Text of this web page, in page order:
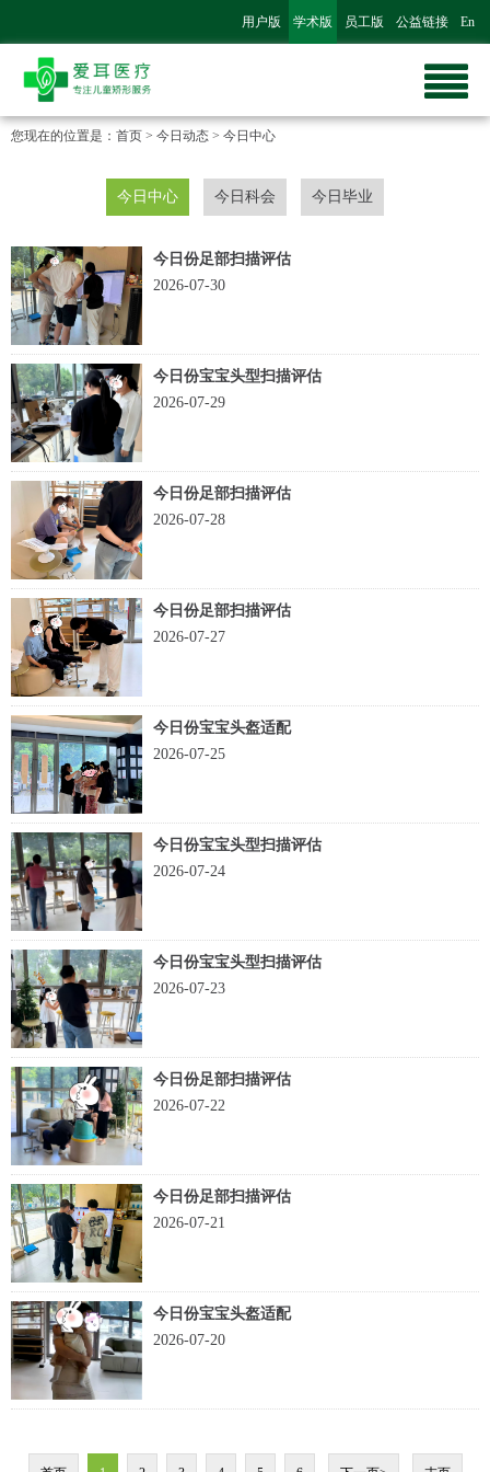
用户版 学术版 员工版 公益链接 En
您现在的位置是： 首页 > 今日动态 > 今日中心
今日中心 今日科会 今日毕业
今日份足部扫描评估
2026-07-30
今日份宝宝头型扫描评估
2026-07-29
今日份足部扫描评估
2026-07-28
今日份足部扫描评估
2026-07-27
今日份宝宝头盔适配
2026-07-25
今日份宝宝头型扫描评估
2026-07-24
今日份宝宝头型扫描评估
2026-07-23
今日份足部扫描评估
2026-07-22
今日份足部扫描评估
2026-07-21
今日份宝宝头盔适配
2026-07-20